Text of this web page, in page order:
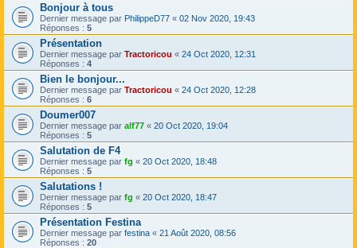
Bonjour à tous
Dernier message par PhilippeD77 « 02 Nov 2020, 19:43
Réponses : 5
Présentation
Dernier message par Tractoricou « 24 Oct 2020, 12:31
Réponses : 4
Bien le bonjour...
Dernier message par Tractoricou « 24 Oct 2020, 12:28
Réponses : 6
Doumer007
Dernier message par alf77 « 20 Oct 2020, 19:04
Réponses : 5
Salutation de F4
Dernier message par fg « 20 Oct 2020, 18:48
Réponses : 5
Salutations !
Dernier message par fg « 20 Oct 2020, 18:47
Réponses : 5
Présentation Festina
Dernier message par festina « 21 Août 2020, 08:56
Réponses : 20